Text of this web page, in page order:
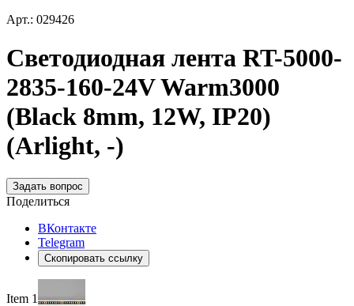
Арт.: 029426
Светодиодная лента RT-5000-
2835-160-24V Warm3000
(Black 8mm, 12W, IP20)
(Arlight, -)
Задать вопрос
Поделиться
ВКонтакте
Telegram
Скопировать ссылку
Item 1 of 3